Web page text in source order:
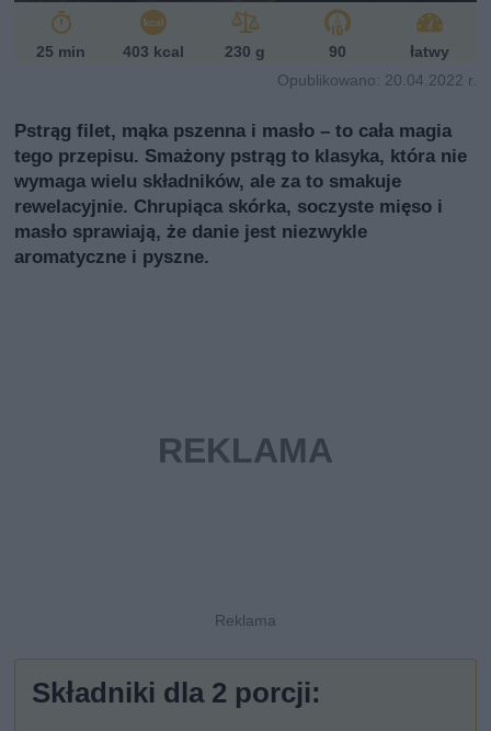
25 min 403 kcal 230 g 90
łatwy
Opublikowano: 20.04.2022 r.
Pstrąg filet, mąka pszenna i masło – to cała magia
tego przepisu. Smażony pstrąg to klasyka, która nie
wymaga wielu składników, ale za to smakuje
rewelacyjnie. Chrupiąca skórka, soczyste mięso i
masło sprawiają, że danie jest niezwykle
aromatyczne i pyszne.
Składniki dla 2 porcji: